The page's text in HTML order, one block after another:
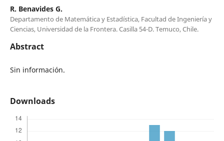
R. Benavides G.
Departamento de Matemática y Estadística, Facultad de Ingeniería y
Ciencias, Universidad de la Frontera. Casilla 54-D. Temuco, Chile.
Abstract
Sin información.
Downloads